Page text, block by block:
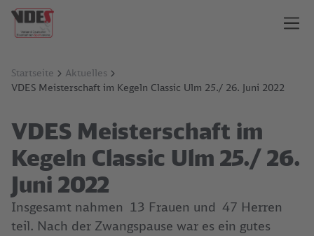
Startseite
Aktuelles
VDES Meisterschaft im Kegeln Classic Ulm 25./ 26. Juni 2022
VDES Meisterschaft im
Kegeln Classic Ulm 25./ 26.
Juni 2022
Insgesamt nahmen 13 Frauen und 47 Herren
teil. Nach der Zwangspause war es ein gutes